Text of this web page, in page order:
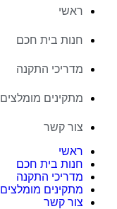
ראשי
חנות בית חכם
מדריכי התקנה
מתקינים מומלצים
צור קשר
ראשי
חנות בית חכם
מדריכי התקנה
מתקינים מומלצים
צור קשר